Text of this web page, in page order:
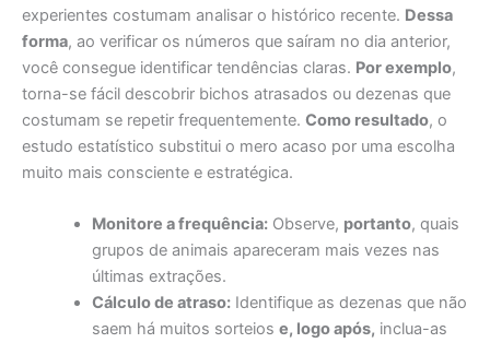
experientes costumam analisar o histórico recente. Dessa
forma, ao verificar os números que saíram no dia anterior,
você consegue identificar tendências claras. Por exemplo,
torna-se fácil descobrir bichos atrasados ou dezenas que
costumam se repetir frequentemente. Como resultado, o
estudo estatístico substitui o mero acaso por uma escolha
muito mais consciente e estratégica.
Monitore a frequência:Observe, portanto, quais
grupos de animais apareceram mais vezes nas
últimas extrações.
Cálculo de atraso:Identifique as dezenas que não
saem há muitos sorteios e, logo após, inclua-as